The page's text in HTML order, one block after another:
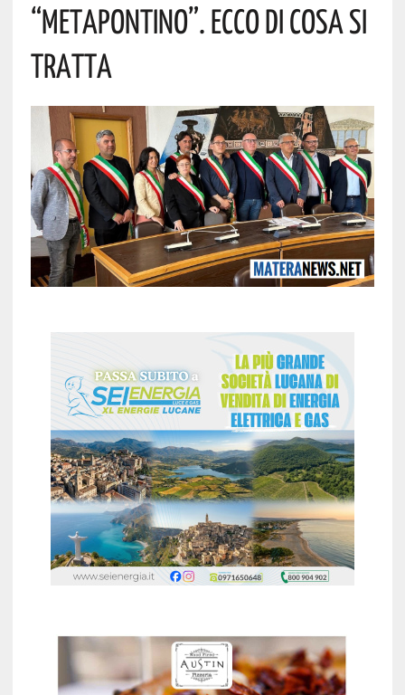
“Metapontino”. Ecco Di Cosa Si
Tratta